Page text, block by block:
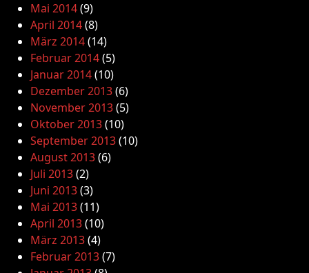
Mai 2014(9)
April 2014(8)
März 2014(14)
Februar 2014(5)
Januar 2014(10)
Dezember 2013(6)
November 2013(5)
Oktober 2013(10)
September 2013(10)
August 2013(6)
Juli 2013(2)
Juni 2013(3)
Mai 2013(11)
April 2013(10)
März 2013(4)
Februar 2013(7)